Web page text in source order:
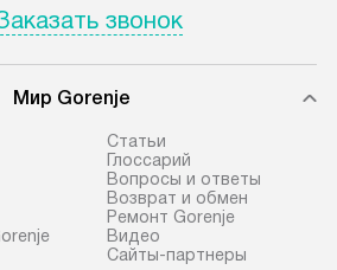
у менеджера при
служба
упакованный
Если
прибор
или до места
снятие упаковки
отдельных
монтируется в
звонок
Мир Gorenje
Cтатьи
Глоссарий
Вопросы и ответы
Возврат и обмен
Ремонт Gorenje
Видео
Сайты-партнеры